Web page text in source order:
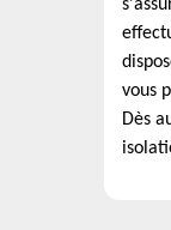
vous
Dès